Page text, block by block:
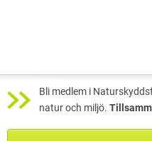
Bli medlem i
natur och miljö.